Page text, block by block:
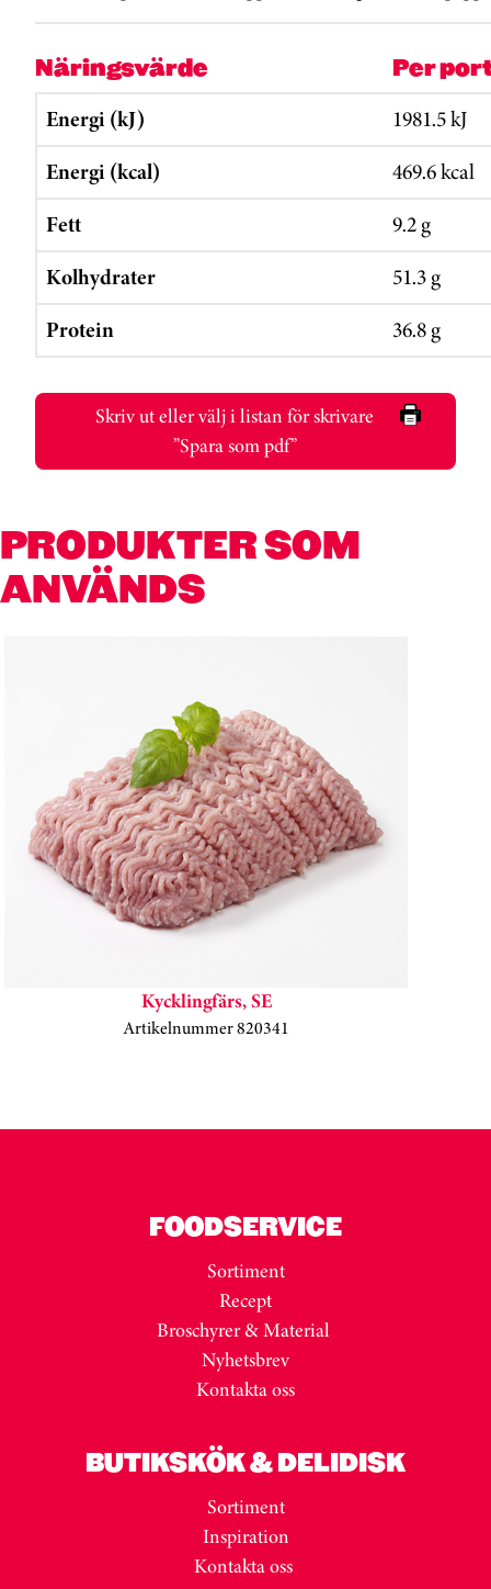
Näringsvärde Per
Energi (kJ)
1981.5 kJ
Energi (kcal)
469.6 kcal
Fett
9.2 g
Kolhydrater
51.3 g
Protein
36.8 g
Skriv ut eller välj i listan för skrivare
”Spara som pdf”
PRODUKTER SOM
ANVÄNDS
Kycklingfärs, SE
Artikelnummer 820341
FOODSERVICE
Sortiment
Recept
Broschyrer & Material
Nyhetsbrev
Kontakta oss
BUTIKSKÖK & DELIDISK
Sortiment
Inspiration
Kontakta oss